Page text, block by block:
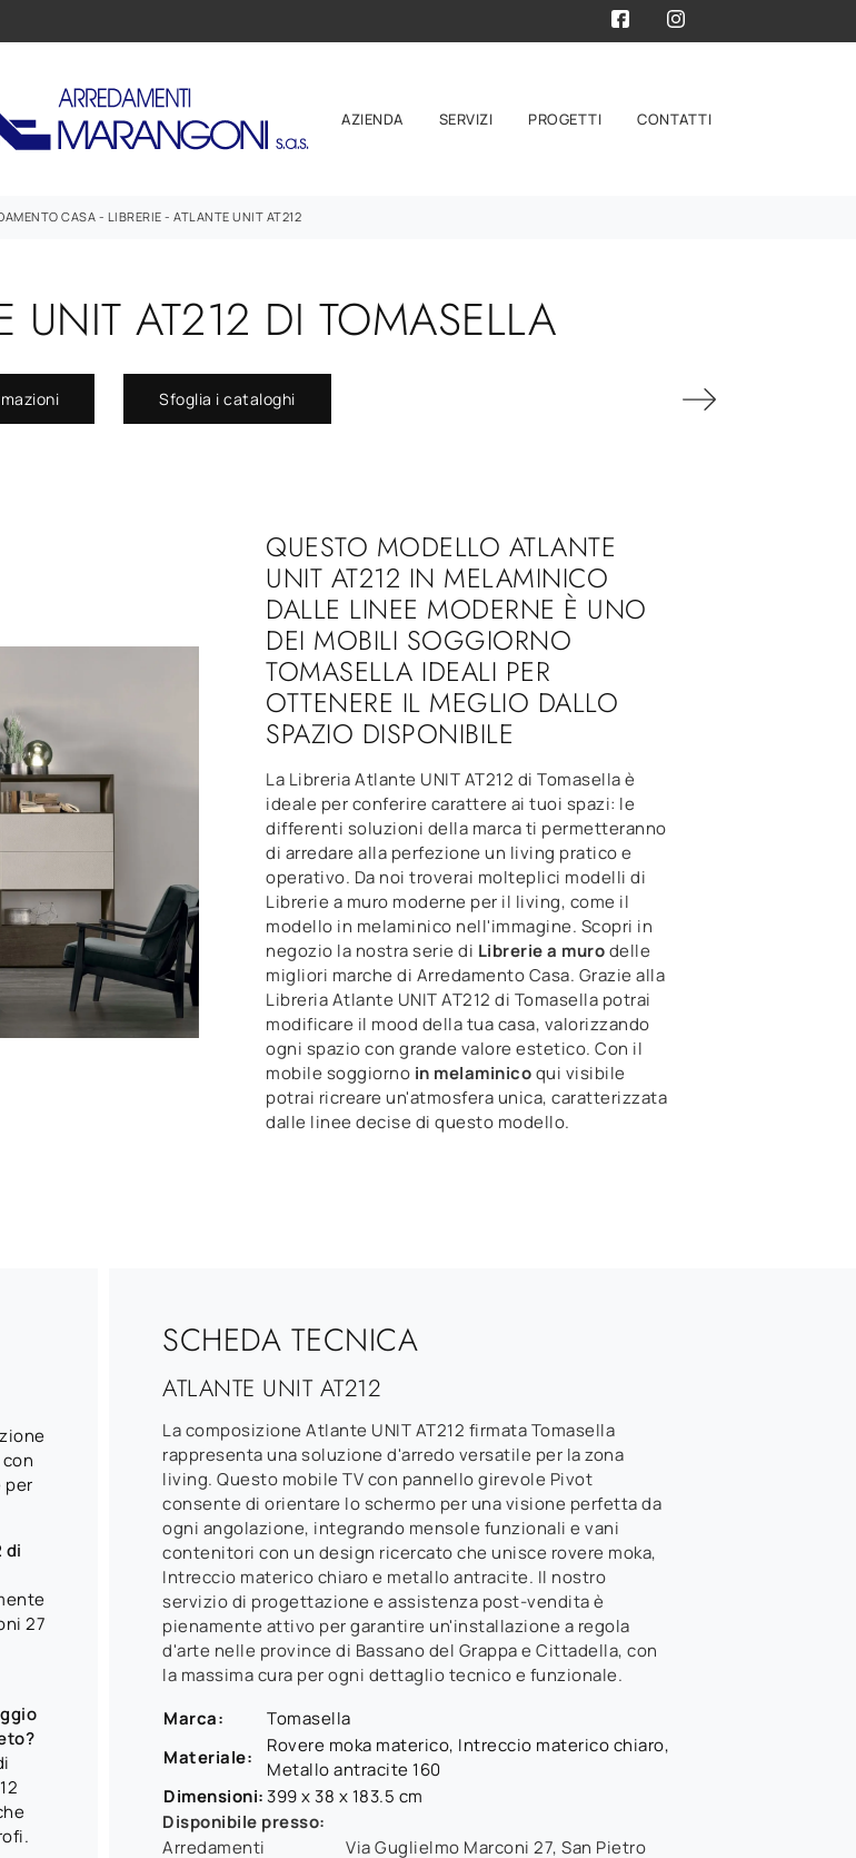
AZIENDA SERVIZI PROGETTI CONTATTI
CASA - LIBRERIE -ATLANTE UNIT AT212
UNIT AT212 DI TOMASELLA
Sfoglia i cataloghi
QUESTO MODELLO ATLANTE
UNIT AT212 IN MELAMINICO
DALLE LINEE MODERNE È UNO
DEI MOBILI SOGGIORNO
TOMASELLA IDEALI PER
OTTENERE IL MEGLIO DALLO
SPAZIO DISPONIBILE
La Libreria Atlante UNIT AT212 di Tomasella è
ideale per conferire carattere ai tuoi spazi: le
differenti soluzioni della marca ti permetteranno
di arredare alla perfezione un living pratico e
operativo. Da noi troverai molteplici modelli di
Librerie a muro moderne per il living, come il
modello in melaminico nell'immagine. Scopri in
negozio la nostra serie di Librerie a murodelle
migliori marche di Arredamento Casa. Grazie alla
Libreria Atlante UNIT AT212 di Tomasella potrai
modificare il mood della tua casa, valorizzando
ogni spazio con grande valore estetico. Con il
mobile soggiorno in melaminicoqui visibile
potrai ricreare un'atmosfera unica, caratterizzata
dalle linee decise di questo modello.
per
di
27
SCHEDA TECNICA
ATLANTE UNIT AT212
La composizione Atlante UNIT AT212 firmata Tomasella
rappresenta una soluzione d'arredo versatile per la zona
living. Questo mobile TV con pannello girevole Pivot
consente di orientare lo schermo per una visione perfetta da
ogni angolazione, integrando mensole funzionali e vani
contenitori con un design ricercato che unisce rovere moka,
Intreccio materico chiaro e metallo antracite. Il nostro
servizio di progettazione e assistenza post-vendita è
pienamente attivo per garantire un'installazione a regola
d'arte nelle province di Bassano del Grappa e Cittadella, con
la massima cura per ogni dettaglio tecnico e funzionale.
Marca:
Tomasella
Materiale:
Rovere moka materico, Intreccio materico chiaro,
Metallo antracite 160
Dimensioni: 399 x 38 x 183.5 cm
Disponibile presso:
Arredamenti
Via Guglielmo Marconi 27,San Pietro